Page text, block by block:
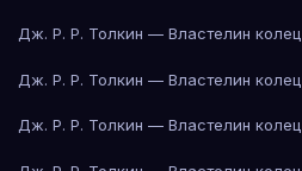
Дж. Р. Р. Толкин — Властелин колец
Дж. Р. Р. Толкин — Властелин колец
Дж. Р. Р. Толкин — Властелин колец